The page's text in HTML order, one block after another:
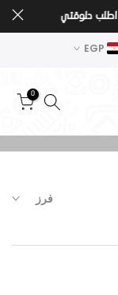
اطلب دلوقتي
EGP
0
فرز